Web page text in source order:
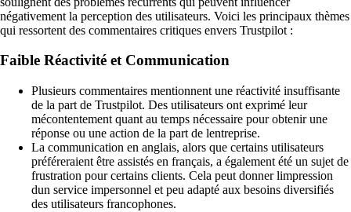
négativement la perception des utilisateurs. Voici les principaux thèmes
qui ressortent des commentaires critiques envers Trustpilot :
Faible Réactivité et Communication
Plusieurs commentaires mentionnent une réactivité insuffisante
de la part de Trustpilot. Des utilisateurs ont exprimé leur
mécontentement quant au temps nécessaire pour obtenir une
réponse ou une action de la part de lentreprise.
La communication en anglais, alors que certains utilisateurs
préféreraient être assistés en français, a également été un sujet de
frustration pour certains clients. Cela peut donner limpression
dun service impersonnel et peu adapté aux besoins diversifiés
des utilisateurs francophones.